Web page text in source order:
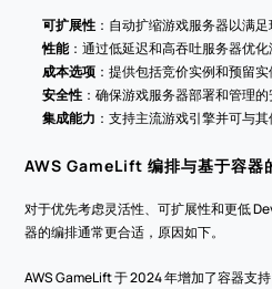
可扩展性 ：自动扩缩游戏服务器以满足
性能：通过低延迟和高吞吐服务器优化
成本选项 ：提供包括竞价实例和预留实
安全性 ：确保游戏服务器部署和管理的
集成能力 ：支持主流游戏引擎并可与其
AWS GameLift 编排与基于容器
对于优先考虑灵活性、可扩展性和更低
器的编排通常更合适，原因如下。
AWS GameLift 于 2024 年增加了容器支